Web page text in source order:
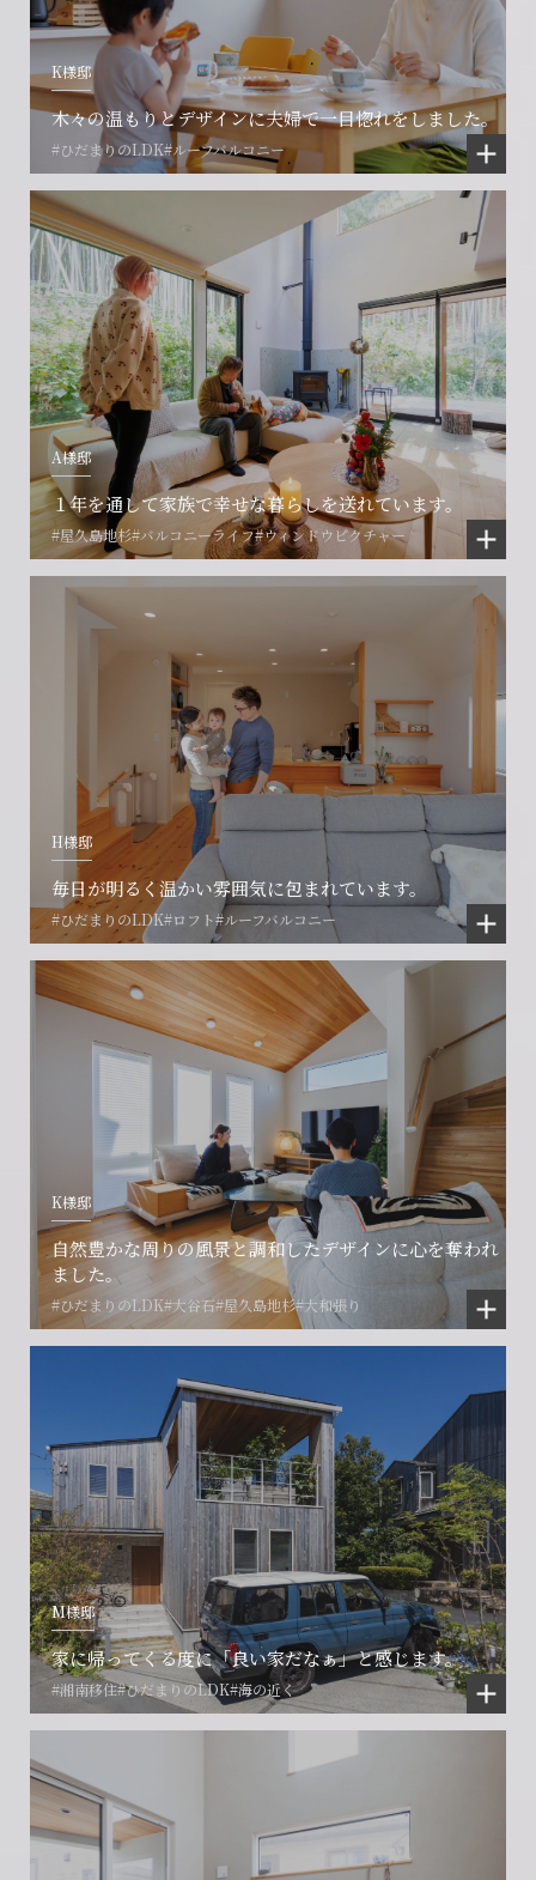
K様邸
木々の温もりとデザインに夫婦で一目惚れをしました。
#ひだまりのLDK#ルーフバルコニー
A様邸
１年を通して家族で幸せな暮らしを送れています。
#屋久島地杉#バルコニーライフ#ウィンドウピクチャー
H様邸
毎日が明るく温かい雰囲気に包まれています。
#ひだまりのLDK#ロフト#ルーフバルコニー
K様邸
自然豊かな周りの風景と調和したデザインに心を奪われ
ました。
#ひだまりのLDK#大谷石#屋久島地杉#大和張り
M様邸
家に帰ってくる度に「良い家だなぁ」と感じます。
#湘南移住#ひだまりのLDK#海の近く
会社に関することや物件についての
ご相談はこちら
フォームからのお問い合わせ
CONTACT
お電話でのお問い合わせ
0466-24-2478
営業時間9:30~18:30 水曜定休
賃貸物件入居者様の
お困りごとのご相談はこちら
解約のお申し込み
CONTACT
プロコール24ご利用の方
0120-073-386
土地の活用・賃貸経営に関する
ご相談はこちら
フォームからのお問い合わせ
CONTACT
賃貸管理事業部へのお問い合わせ
0466-24-2478
営業時間9:30~18:30 水曜定休